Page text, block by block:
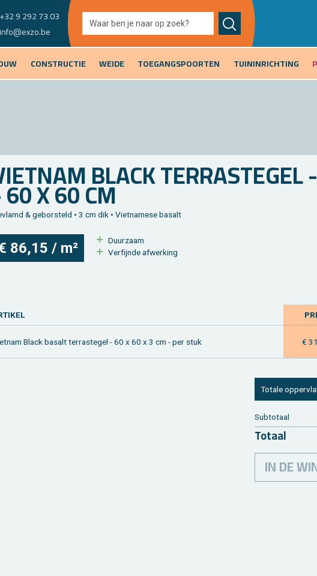
+32 9 292 73 03
showroom vandaag
info@exzo.be 9u - 12u30
CONSTRUCTIE WEIDE TOEGANGSPOORTEN TUININRICHTING
BLACK TER­RAS­TE­GEL
X 60 CM
& ge­bor­steld • 3 cm dik • Viet­na­me­se ba­salt
86,15 / m²
Duur­zaam
Ver­fijn­de af­wer­king
Black ba­salt ter­ras­te­gel - 60 x 60 x 3 cm - per stuk €
To­ta­le
Sub­to­taal
To­taal
IN DE